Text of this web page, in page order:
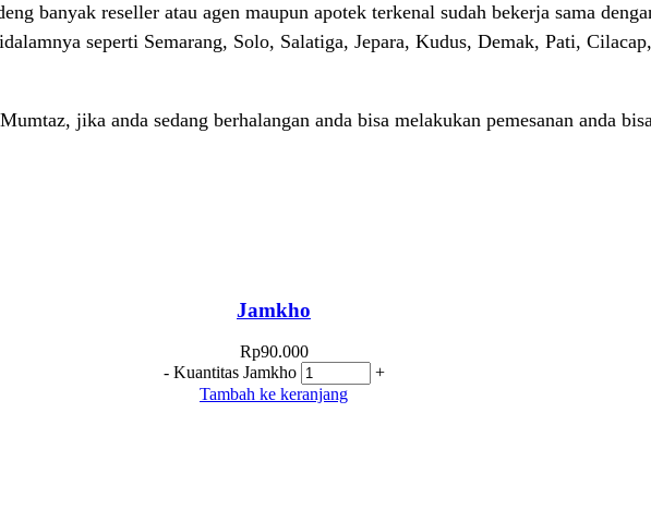
banyak reseller atau agen maupun apotek terkenal sudah bekerja sama
seperti Semarang, Solo, Salatiga, Jepara, Kudus, Demak, Pati,
jika anda sedang berhalangan anda bisa melakukan pemesanan anda
Jamkho
Rp90.000
- Kuantitas Jamkho
+
Tambah ke keranjang